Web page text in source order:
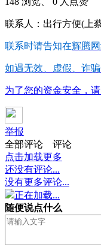
联系人：出行方便(上
联系时请告知在辉腾
如遇无效、虚假、诈
为了您的资金安全，
举报
全部评论
评论
点击加载更多
还没有评论...
没有更多评论...
正在加载...
随便说点什么